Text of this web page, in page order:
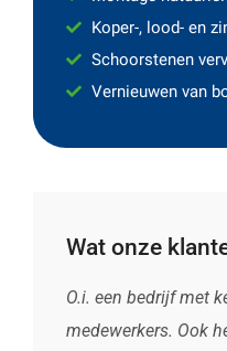
Koper-, lood- en
Schoorstenen
Vernieuwen van
Wat onze
O.i. een bedrijf met
medewerkers. Ook